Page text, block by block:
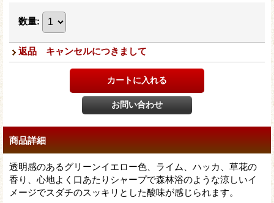
数量:
返品 キャンセルにつきまして
商品詳細
透明感のあるグリーンイエロー色、ライム、ハッカ、草花の
香り、心地よく口あたりシャープで森林浴のような涼しいイ
メージでスダチのスッキリとした酸味が感じられます。